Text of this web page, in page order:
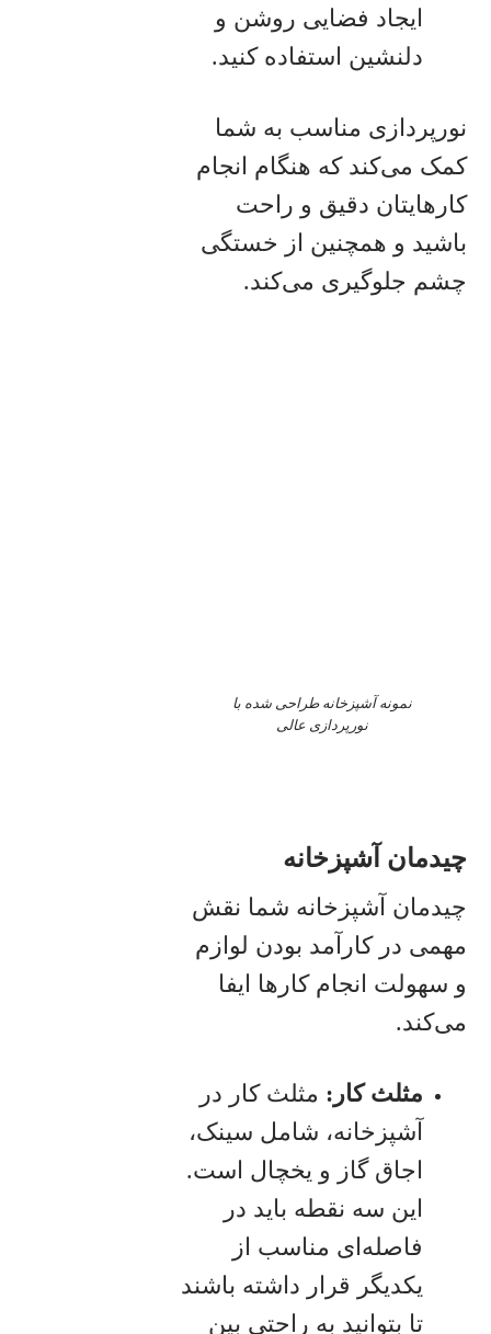
ایجاد فضایی روشن و
دلنشین استفاده کنید.
نورپردازی مناسب به شما
کمک می‌کند که هنگام انجام
کارهایتان دقیق و راحت
باشید و همچنین از خستگی
چشم جلوگیری می‌کند.
نمونه آشپزخانه طراحی شده با
نورپردازی عالی
چیدمان آشپزخانه
چیدمان آشپزخانه شما نقش
مهمی در کارآمد بودن لوازم
و سهولت انجام کارها ایفا
می‌کند.
مثلث کار: مثلث کار در
آشپزخانه، شامل سینک،
اجاق گاز و یخچال است.
این سه نقطه باید در
فاصله‌ای مناسب از
یکدیگر قرار داشته باشند
تا بتوانید به راحتی بین